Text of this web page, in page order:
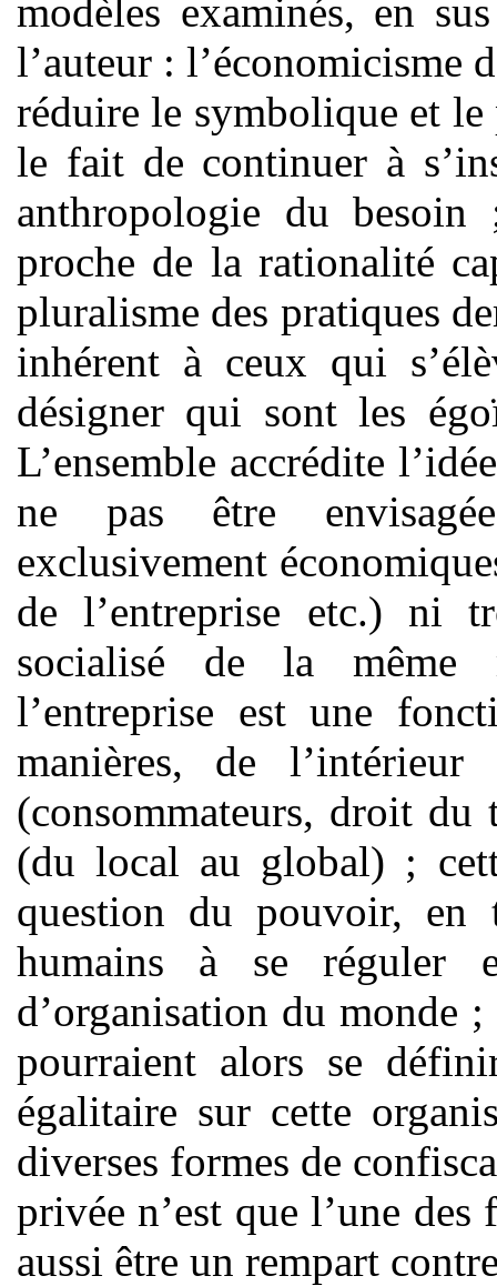
modèles examinés, en
l’auteur : l’économicisme
réduire le symbolique et
le fait de continuer à
anthropologie du
proche de la rationalité
pluralisme des pratiques
inhérent à ceux qui
désigner qui sont les
L’ensemble accrédite
ne pas être
exclusivement
de l’entreprise etc.) ni
socialisé de la même
l’entreprise est une
manières, de
(consommateurs, droit
(du local au global) ;
question du pouvoir, en
humains à se réguler
d’organisation du monde
pourraient alors se
égalitaire sur cette
diverses formes de
privée n’est que l’une
aussi être un rempart